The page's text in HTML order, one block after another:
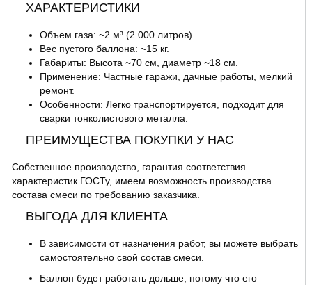
ХАРАКТЕРИСТИКИ
Объем газа: ~2 м³ (2 000 литров).
Вес пустого баллона: ~15 кг.
Габариты: Высота ~70 см, диаметр ~18 см.
Применение: Частные гаражи, дачные работы, мелкий
ремонт.
Особенности: Легко транспортируется, подходит для
сварки тонколистового металла.
ПРЕИМУЩЕСТВА ПОКУПКИ У НАС
Собственное производство, гарантия соответствия
характеристик ГОСТу, имеем возможность производства
состава смеси по требованию заказчика.
ВЫГОДА ДЛЯ КЛИЕНТА
В зависимости от назначения работ, вы можете выбрать
самостоятельно свой состав смеси.
Баллон будет работать дольше, потому что его